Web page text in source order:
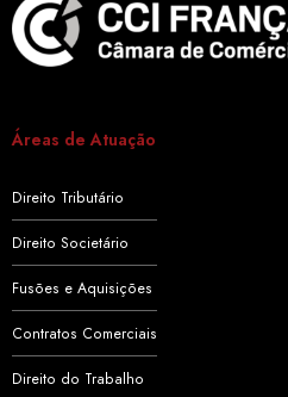
Áreas de Atuação
Direito Tributário
Direito Societário
Fusões e Aquisições
Contratos Comerciais
Direito do Trabalho